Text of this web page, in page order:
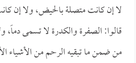
لا إن كانت متصلة بالحيض، ولا إن
قالوا: الصفرة والكدرة لا تسمى
من ضمن ما تبقيه الرحم من الأشياء